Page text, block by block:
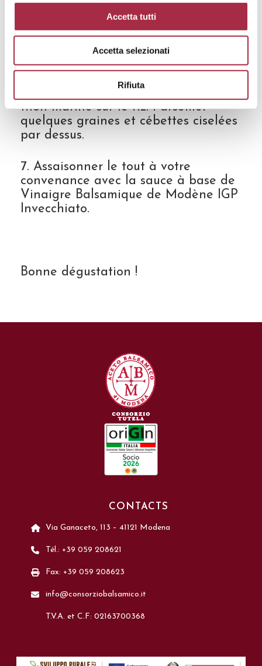
Accetta tutti
Accetta selezionati
Rifiuta
quelques tiges de cébettes finement
6. Dans une assiette creuse (ou un
gros bol), déposer le riz noir dans le
fond et répartir les crudités, les fruits,
thon mariné sur le riz. Parsemer
quelques graines et cébettes ciselées
par dessus.
7. Assaisonner le tout à votre
convenance avec la sauce à base de
Vinaigre Balsamique de Modène IGP
Invecchiato.
Bonne dégustation !
CONTACTS
Via Ganaceto, 113 – 41121 Modena
Tél.: +39 059 208621
Fax: +39 059 208623
info@consorziobalsamico.it
T.V.A. et C.F: 02163700368